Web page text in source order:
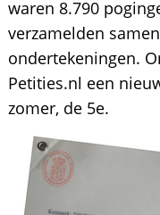
waren 8.790
verzamelden
ondertekeningen.
Petities.nl een
zomer, de 5e.